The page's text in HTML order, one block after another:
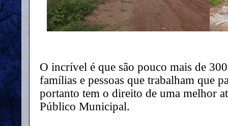
O incrível é que são pouco mais de
famílias e pessoas que trabalham que
portanto tem o direito de uma melhor
Público Municipal.